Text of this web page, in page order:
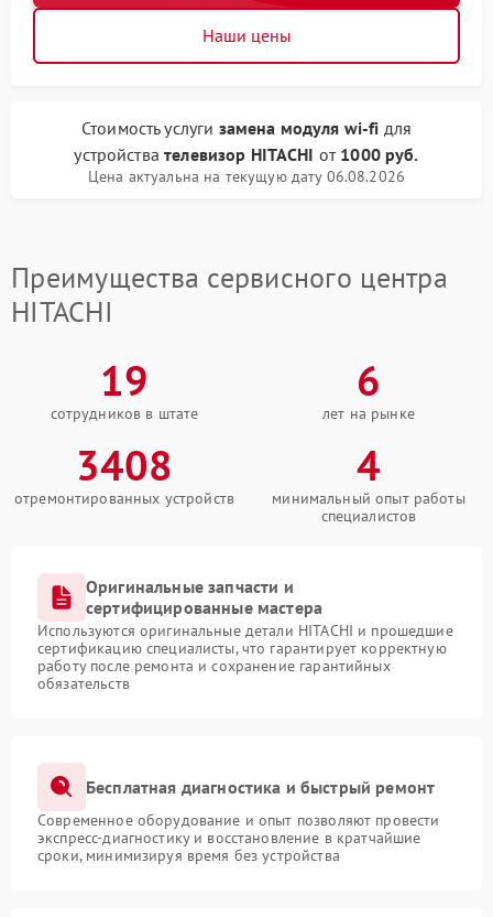
Наши цены
Стоимость услуги замена модуля wi-fi для
устройствателевизор HITACHI от 1000 руб.
Цена актуальна на текущую дату 06.08.2026
Преимущества сервисного центра
HITACHI
19
сотрудников в штате
6
лет на рынке
3408
отремонтированных устройств
4
минимальный опыт работы
специалистов
Оригинальные запчасти и
сертифицированные мастера
Используются оригинальные детали HITACHI и прошедшие
сертификацию специалисты, что гарантирует корректную
работу после ремонта и сохранение гарантийных
обязательств
Бесплатная диагностика и быстрый ремонт
Современное оборудование и опыт позволяют провести
экспресс-диагностику и восстановление в кратчайшие
сроки, минимизируя время без устройства